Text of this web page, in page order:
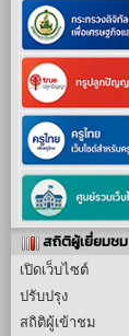
สถิติผู้เยี่ยมชม
เปิดเว็บไซต์
ปรับปรุง
สถิติผู้เข้าชม